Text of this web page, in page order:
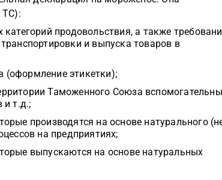
ТС):
продовольствия, а также
и выпуска товаров в
этикетки);
Таможенного Союза
и т.д.;
производятся на основе натурального
на предприятиях;
выпускаются на основе натуральных